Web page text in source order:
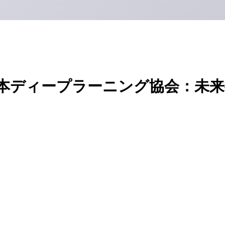
ディープラーニング協会：未